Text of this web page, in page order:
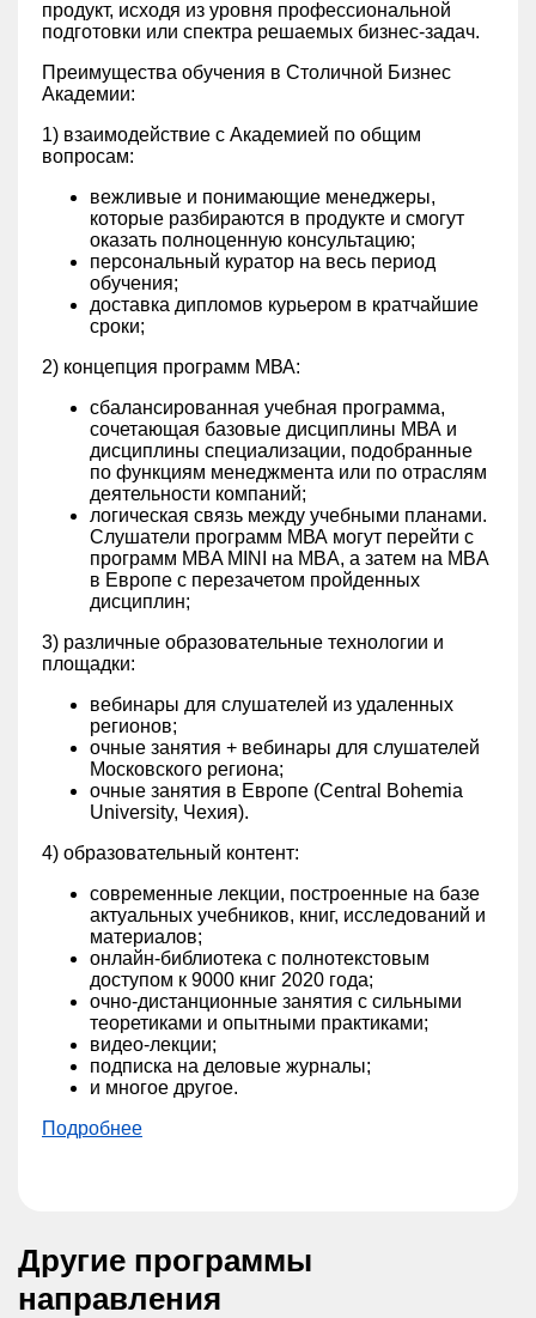
продукт, исходя из уровня профессиональной
подготовки или спектра решаемых бизнес-задач.
Преимущества обучения в Столичной Бизнес
Академии:
1) взаимодействие с Академией по общим
вопросам:
вежливые и понимающие менеджеры,
которые разбираются в продукте и смогут
оказать полноценную консультацию;
персональный куратор на весь период
обучения;
доставка дипломов курьером в кратчайшие
сроки;
2) концепция программ МВА:
сбалансированная учебная программа,
сочетающая базовые дисциплины МВА и
дисциплины специализации, подобранные
по функциям менеджмента или по отраслям
деятельности компаний;
логическая связь между учебными планами.
Слушатели программ МВА могут перейти с
программ MBA MINI на MBA, а затем на MBA
в Европе с перезачетом пройденных
дисциплин;
3) различные образовательные технологии и
площадки:
вебинары для слушателей из удаленных
регионов;
очные занятия + вебинары для слушателей
Московского региона;
очные занятия в Европе (Central Bohemia
University, Чехия).
4) образовательный контент:
современные лекции, построенные на базе
актуальных учебников, книг, исследований и
материалов;
онлайн-библиотека с полнотекстовым
доступом к 9000 книг 2020 года;
очно-дистанционные занятия с сильными
теоретиками и опытными практиками;
видео-лекции;
подписка на деловые журналы;
и многое другое.
Подробнее
Другие программы
направления